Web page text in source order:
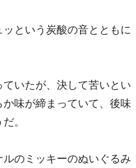
という炭酸の音とともに
いたが、決して苦いとい
味が締まっていて、後味
。
のミッキーのぬいぐるみ